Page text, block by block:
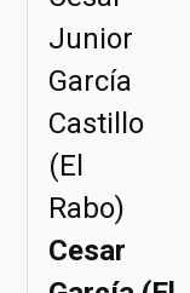
Cesar